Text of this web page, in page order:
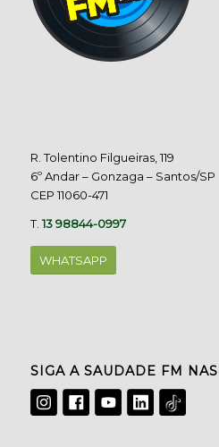
R. Tolentino Filgueiras, 119
6º Andar – Gonzaga – Santos/SP
CEP 11060-471
T.13 98844-0997
WHATSAPP
SIGA A SAUDADE FM